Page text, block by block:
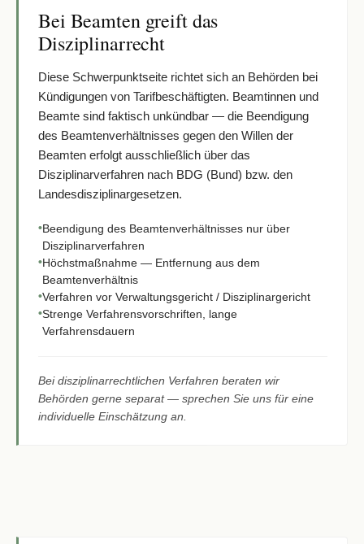
Bei Beamten greift das
Disziplinarrecht
Diese Schwerpunktseite richtet sich an Behörden bei
Kündigungen von Tarifbeschäftigten. Beamtinnen und
Beamte sind faktisch unkündbar — die Beendigung
des Beamtenverhältnisses gegen den Willen der
Beamten erfolgt ausschließlich über das
Disziplinarverfahren nach BDG (Bund) bzw. den
Landesdisziplinargesetzen.
•Beendigung des Beamtenverhältnisses nur über
Disziplinarverfahren
•Höchstmaßnahme — Entfernung aus dem
Beamtenverhältnis
•Verfahren vor Verwaltungsgericht / Disziplinargericht
•Strenge Verfahrensvorschriften, lange
Verfahrensdauern
Bei disziplinarrechtlichen Verfahren beraten wir
Behörden gerne separat — sprechen Sie uns für eine
individuelle Einschätzung an.